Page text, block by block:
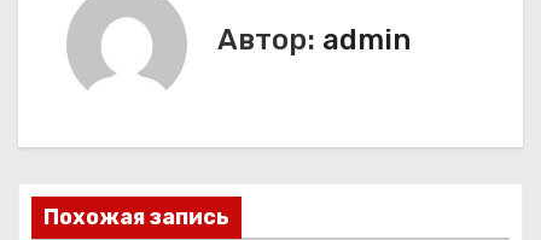
и
Автор: admin
Похожая запись